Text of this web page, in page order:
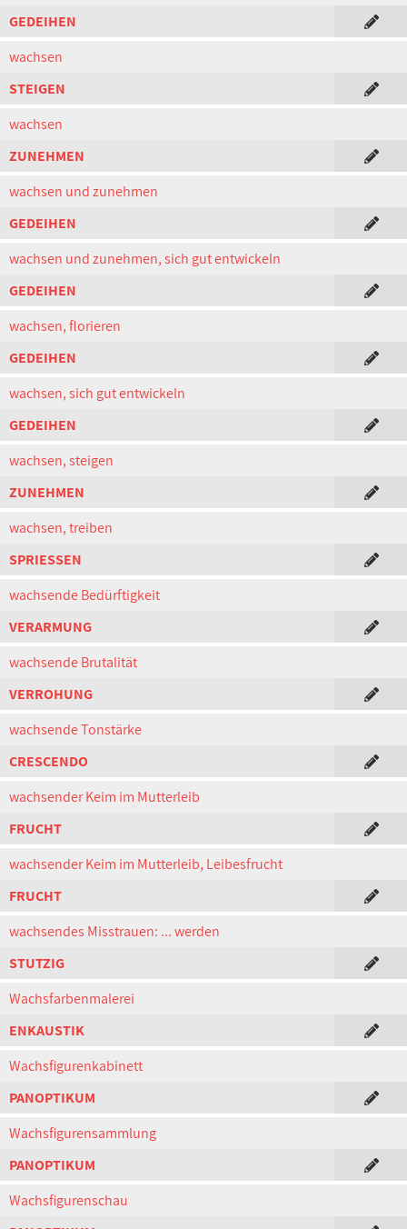
GEDEIHEN
wachsen
STEIGEN
wachsen
ZUNEHMEN
wachsen und zunehmen
GEDEIHEN
wachsen und zunehmen, sich gut entwickeln
GEDEIHEN
wachsen, florieren
GEDEIHEN
wachsen, sich gut entwickeln
GEDEIHEN
wachsen, steigen
ZUNEHMEN
wachsen, treiben
SPRIESSEN
wachsende Bedürftigkeit
VERARMUNG
wachsende Brutalität
VERROHUNG
wachsende Tonstärke
CRESCENDO
wachsender Keim im Mutterleib
FRUCHT
wachsender Keim im Mutterleib, Leibesfrucht
FRUCHT
wachsendes Misstrauen: ... werden
STUTZIG
Wachsfarbenmalerei
ENKAUSTIK
Wachsfigurenkabinett
PANOPTIKUM
Wachsfigurensammlung
PANOPTIKUM
Wachsfigurenschau